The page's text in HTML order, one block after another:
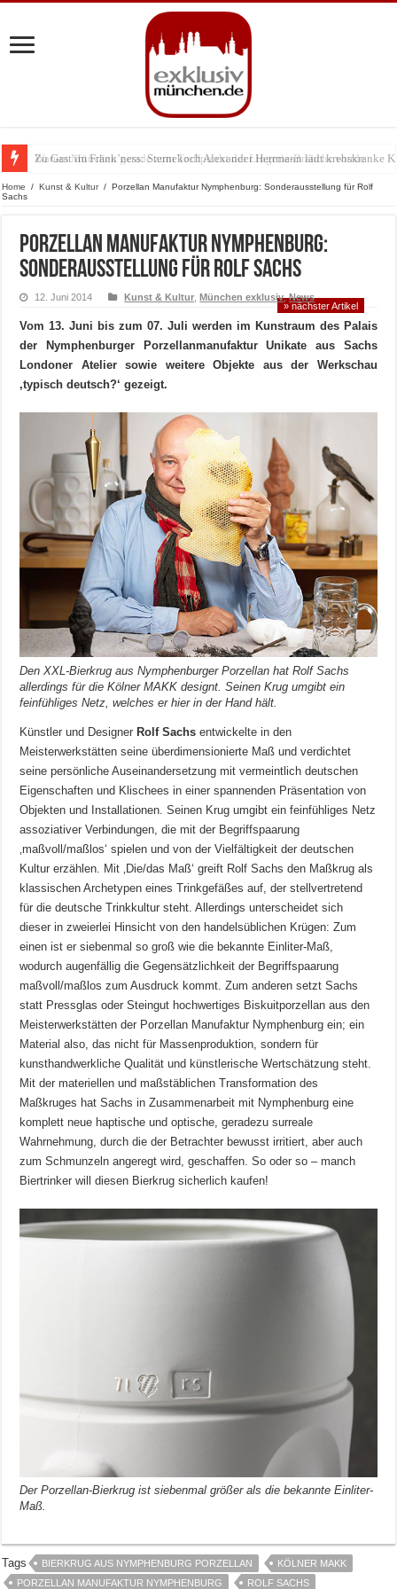
Zu Gast im Fränk’ness: Sternekoch Alexander Herrmann lädt krebskranke
Warum München gerade zum Treffpunkt der Lingerie-Branche wurde
Home / Kunst & Kultur / Porzellan Manufaktur Nymphenburg: Sonderausstellung für Rolf
Sachs
Porzellan Manufaktur Nymphenburg:
Sonderausstellung für Rolf Sachs
12. Juni 2014 Kunst & Kultur ,München exklusiv,News
» nächster Artikel
Vom 13. Juni bis zum 07. Juli werden im Kunstraum des Palais
der Nymphenburger Porzellanmanufaktur Unikate aus Sachs
Londoner Atelier sowie weitere Objekte aus der Werkschau
‚typisch deutsch?‘ gezeigt.
Den XXL-Bierkrug aus Nymphenburger Porzellan hat Rolf Sachs
allerdings für die Kölner MAKK designt. Seinen Krug umgibt ein
feinfühliges Netz, welches er hier in der Hand hält.
Künstler und Designer Rolf Sachs entwickelte in den
Meisterwerkstätten seine überdimensionierte Maß und verdichtet
seine persönliche Auseinandersetzung mit vermeintlich deutschen
Eigenschaften und Klischees in einer spannenden Präsentation von
Objekten und Installationen. Seinen Krug umgibt ein feinfühliges Netz
assoziativer Verbindungen, die mit der Begriffspaarung
‚maßvoll/maßlos‘ spielen und von der Vielfältigkeit der deutschen
Kultur erzählen. Mit ‚Die/das Maß‘ greift Rolf Sachs den Maßkrug als
klassischen Archetypen eines Trinkgefäßes auf, der stellvertretend
für die deutsche Trinkkultur steht. Allerdings unterscheidet sich
dieser in zweierlei Hinsicht von den handelsüblichen Krügen: Zum
einen ist er siebenmal so groß wie die bekannte Einliter-Maß,
wodurch augenfällig die Gegensätzlichkeit der Begriffspaarung
maßvoll/maßlos zum Ausdruck kommt. Zum anderen setzt Sachs
statt Pressglas oder Steingut hochwertiges Biskuitporzellan aus den
Meisterwerkstätten der Porzellan Manufaktur Nymphenburg ein; ein
Material also, das nicht für Massenproduktion, sondern für
kunsthandwerkliche Qualität und künstlerische Wertschätzung steht.
Mit der materiellen und maßstäblichen Transformation des
Maßkruges hat Sachs in Zusammenarbeit mit Nymphenburg eine
komplett neue haptische und optische, geradezu surreale
Wahrnehmung, durch die der Betrachter bewusst irritiert, aber auch
zum Schmunzeln angeregt wird, geschaffen. So oder so – manch
Biertrinker will diesen Bierkrug sicherlich kaufen!
Der Porzellan-Bierkrug ist siebenmal größer als die bekannte Einliter-
Maß.
Tags BIERKRUG AUS NYMPHENBURG PORZELLAN
KÖLNER MAKK
PORZELLAN MANUFAKTUR NYMPHENBURG
ROLF SACHS